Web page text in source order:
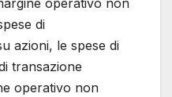
operativo non
di
azioni, le spese di
transazione
operativo non